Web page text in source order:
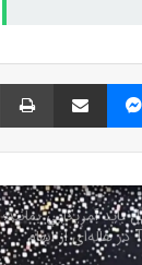
مسنجر اشتراک گذاری با ایمیل
زیرزمینی جهان در
باید آمریکایی بمانند؛